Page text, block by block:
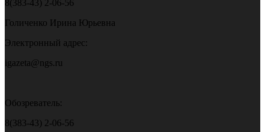
8(383-43) 2-06-56
Голиченко Ирина Юрьевна
Электронный адрес:
igazeta@ngs.ru
Обозреватель:
8(383-43) 2-06-56